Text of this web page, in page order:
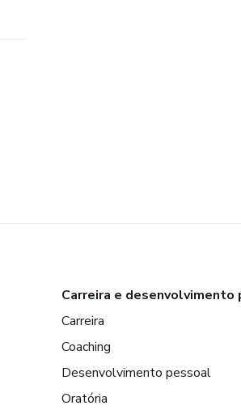
Carreira e desenvolvimento
Carreira
Coaching
Desenvolvimento pessoal
Oratória